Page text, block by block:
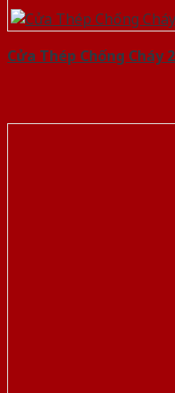
Cửa Thép Chống Cháy